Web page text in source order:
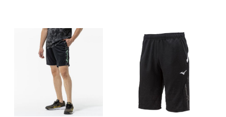
バレーボール
テニス／ソフトテニス